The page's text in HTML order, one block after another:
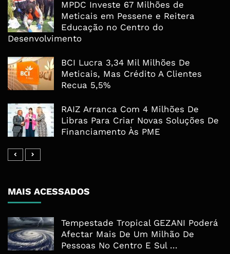
MPDC Investe 67 Milhões de
Meticais em Pessene e Reitera
Educação no Centro do
Desenvolvimento
BCI Lucra 3,34 Mil Milhões De
Meticais, Mas Crédito A Clientes
Recua 5,5%
RAIZ Arranca Com 4 Milhões De
Libras Para Criar Novas Soluções De
Financiamento Às PME
MAIS ACESSADOS
Tempestade Tropical GEZANI Poderá
Afectar Mais De Um Milhão De
Pessoas No Centro E Sul ...